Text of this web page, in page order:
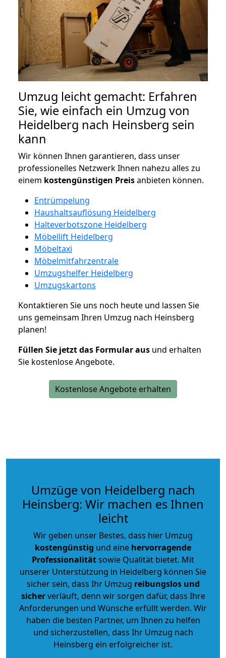
Umzug leicht gemacht: Erfahren
Sie, wie einfach ein Umzug von
Heidelberg nach Heinsberg sein
kann
Wir können Ihnen garantieren, dass unser
professionelles Netzwerk Ihnen nahezu alles zu
einem kostengünstigen Preisanbieten können.
Entrümpelung
Haushaltsauflösung Heidelberg
Halteverbotszone Heidelberg
Möbellift Heidelberg
Möbeltaxi
Möbelmitfahrzentrale
Umzugshelfer Heidelberg
Umzugskartons
Kontaktieren Sie uns noch heute und lassen Sie
uns gemeinsam Ihren Umzug nach Heinsberg
planen!
Füllen Sie jetzt das Formular aus und erhalten
Sie kostenlose Angebote.
Kostenlose Angebote erhalten
Umzüge von Heidelberg nach
Heinsberg: Wir machen es Ihnen
leicht
Wir geben unser Bestes, dass hier Umzug
kostengünstig und eine hervorragende
Professionalitätsowie Qualität bietet. Mit
unserer Unterstützung in Heidelberg können Sie
sicher sein, dass Ihr Umzug reibungslos und
sicherverläuft, denn wir sorgen dafür, dass Ihre
Anforderungen und Wünsche erfüllt werden. Wir
haben die besten Partner, um Ihnen zu helfen
und sicherzustellen, dass Ihr Umzug nach
Heinsberg ein erfolgreicher ist.